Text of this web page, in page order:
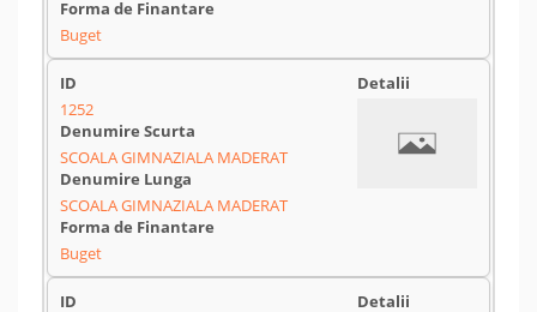
Buget
1252
SCOALA GIMNAZIALA MADERAT
SCOALA GIMNAZIALA MADERAT
Buget